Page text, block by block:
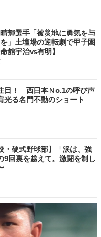
輝選手「被災地に勇気を与
」土壇場の逆転劇で甲子園
館宇治vs有明】
目！ 西日本Ｎo.1の呼び声
光る名門不動のショート
・硬式野球部】「涙は、強
9回裏を越えて。激闘を制し